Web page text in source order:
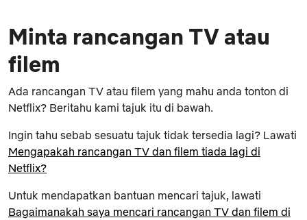
Minta rancangan TV atau
filem
Ada rancangan TV atau filem yang mahu anda tonton di
Netflix? Beritahu kami tajuk itu di bawah.
Ingin tahu sebab sesuatu tajuk tidak tersedia lagi? Lawati
Mengapakah rancangan TV dan filem tiada lagi di
Netflix?
Untuk mendapatkan bantuan mencari tajuk, lawati
Bagaimanakah saya mencari rancangan TV dan filem di